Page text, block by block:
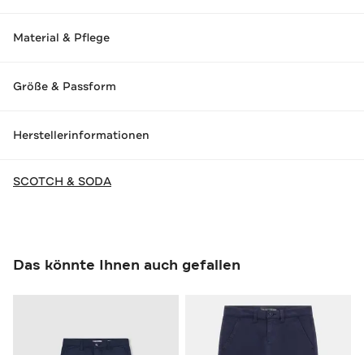
Material & Pflege
Größe & Passform
Herstellerinformationen
SCOTCH & SODA
Das könnte Ihnen auch gefallen